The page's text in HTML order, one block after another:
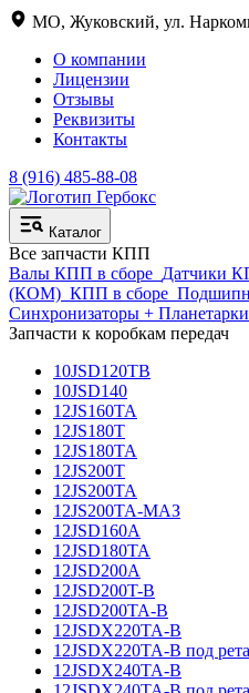
МО, Жуковский, ул.
О компании
Лицензии
Отзывы
Реквизиты
Контакты
8 (916) 485-88-08
Каталог
Все запчасти КПП
Валы КПП в сборе Датчики
(КОМ) КПП в сборе
Синхронизаторы + Планетарки
Запчасти к коробкам передач
10JSD120TB
10JSD140
12JS160TA
12JS180T
12JS180TA
12JS200T
12JS200TA
12JS200TA-МАЗ
12JSD160A
12JSD180TA
12JSD200A
12JSD200T-B
12JSD200TA-B
12JSDX220TA-B
12JSDX220TA-B под
12JSDX240TA-B